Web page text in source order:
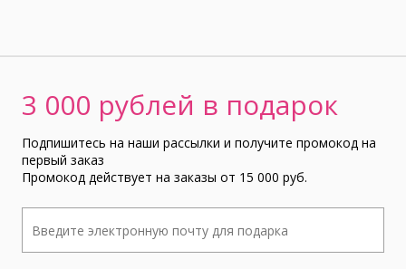
3 000 рублей в подарок
Подпишитесь на наши рассылки и получите промокод на
первый заказ
Промокод действует на заказы от 15 000 руб.